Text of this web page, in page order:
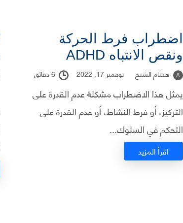
اضطراب فرط الحركة
ونقص الانتباه ADHD
هشام الشيخ
نوفمبر 17, 2022
يمثل هذا الاضطراب مشكلة عدم القدرة على
التركيز، أو فرط النشاط، أو عدم القدرة على
التحكم في السلوك...
اقرأ المزيد